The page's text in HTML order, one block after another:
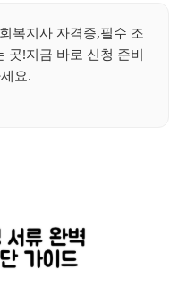
복지사 자격증,필수 조
곳!지금 바로 신청 준비
요.